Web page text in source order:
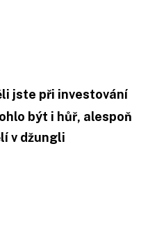
jste při investování
být i hůř, alespoň
v džungli